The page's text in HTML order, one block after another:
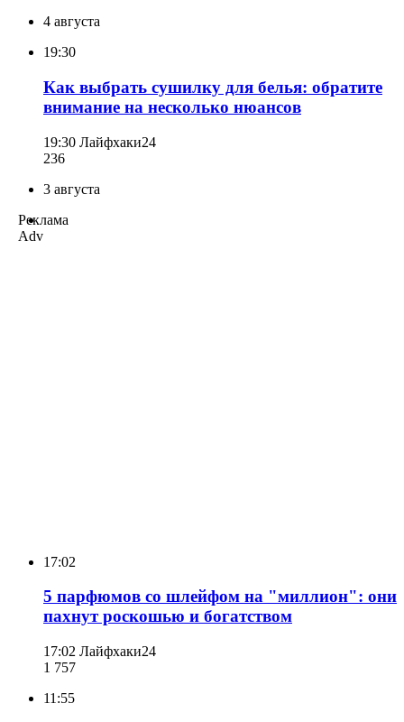
4 августа
19:30
Как выбрать сушилку для белья: обратите
внимание на несколько нюансов
19:30 Лайфхаки24
236
3 августа
Реклама
Adv
17:02
5 парфюмов со шлейфом на "миллион": они
пахнут роскошью и богатством
17:02 Лайфхаки24
1 757
11:55